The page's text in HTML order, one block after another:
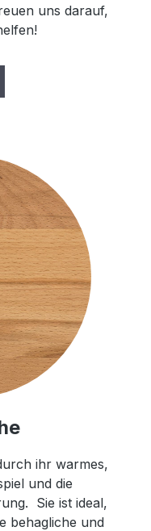
uns darauf,
ihr warmes,
und die
Sie ist ideal,
behagliche und